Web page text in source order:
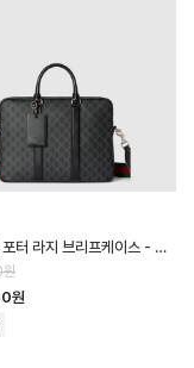
구찌 남성 포터 라지 브리프케이스 - Gucci Mens Porter Large Brief…
원